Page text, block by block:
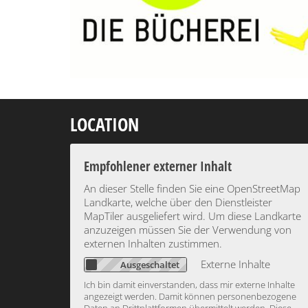
LOCATION
Empfohlener externer Inhalt
An dieser Stelle finden Sie eine OpenStreetMap
Landkarte, welche über den Dienstleister
MapTiler ausgeliefert wird. Um diese Landkarte
anzuzeigen müssen Sie der Verwendung von
externen Inhalten zustimmen.
Externe Inhalte
Ich bin damit einverstanden, dass mir externe Inhalte
angezeigt werden. Damit können personenbezogene